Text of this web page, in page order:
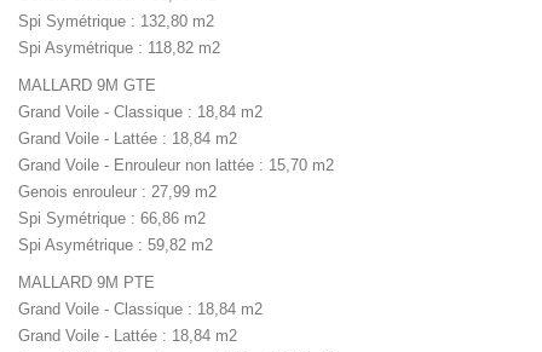
Spi Symétrique : 132,80 m2
Spi Asymétrique : 118,82 m2
MALLARD 9M GTE
Grand Voile - Classique : 18,84 m2
Grand Voile - Lattée : 18,84 m2
Grand Voile - Enrouleur non lattée : 15,70 m2
Genois enrouleur : 27,99 m2
Spi Symétrique : 66,86 m2
Spi Asymétrique : 59,82 m2
MALLARD 9M PTE
Grand Voile - Classique : 18,84 m2
Grand Voile - Lattée : 18,84 m2